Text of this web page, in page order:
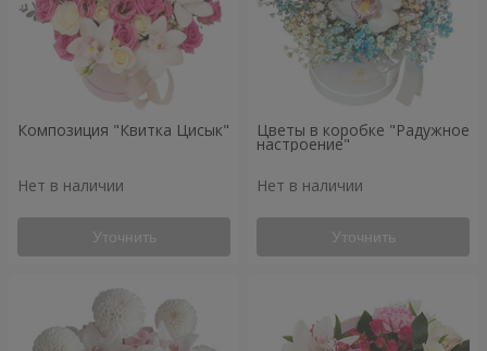
Композиция "Квитка Цисык"
Нет в наличии
Уточнить
Цветы в коробке "Радужное
настроение"
Нет в наличии
Уточнить